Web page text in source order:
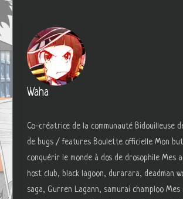
Waha
Co-créatrice de la communauté Bidouilleuse
de bugs / features Boulette officielle Mon
conquérir le monde à dos de drosophile Mes
host club, black lagoon, durarara, deadman
saga, Gurren Lagann, samurai champloo